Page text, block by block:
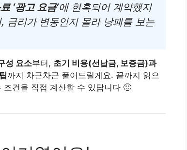
‘광고 요금’에 현혹되어 계약했지
금리가 변동인지 몰라 낭패를 보는
성 요소부터, 초기 비용(선납금, 보증금)과
까지 차근차근 풀어드릴게요. 끝까지 읽으
조건을 직접 계산할 수 있답니다 🙂